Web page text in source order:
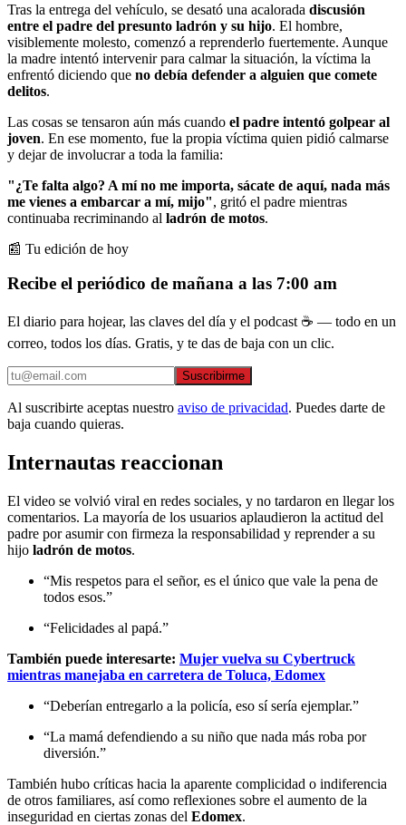
Tras la entrega del vehículo, se desató una acalorada discusión
entre el padre del presunto ladrón y su hijo. El hombre,
visiblemente molesto, comenzó a reprenderlo fuertemente. Aunque
la madre intentó intervenir para calmar la situación, la víctima la
enfrentó diciendo que no debía defender a alguien que comete
delitos.
Las cosas se tensaron aún más cuando el padre intentó golpear al
joven. En ese momento, fue la propia víctima quien pidió calmarse
y dejar de involucrar a toda la familia:
"¿Te falta algo? A mí no me importa, sácate de aquí, nada más
me vienes a embarcar a mí, mijo", gritó el padre mientras
continuaba recriminando al ladrón de motos.
📰 Tu edición de hoy
Recibe el periódico de mañana a las 7:00 am
El diario para hojear, las claves del día y el podcast ☕ — todo en un
correo, todos los días. Gratis, y te das de baja con un clic.
Suscribirme
Al suscribirte aceptas nuestro aviso de privacidad. Puedes darte de
baja cuando quieras.
Internautas reaccionan
El video se volvió viral en redes sociales, y no tardaron en llegar los
comentarios. La mayoría de los usuarios aplaudieron la actitud del
padre por asumir con firmeza la responsabilidad y reprender a su
hijo ladrón de motos.
“Mis respetos para el señor, es el único que vale la pena de
todos esos.”
“Felicidades al papá.”
También puede interesarte: Mujer vuelva su Cybertruck
mientras manejaba en carretera de Toluca, Edomex
“Deberían entregarlo a la policía, eso sí sería ejemplar.”
“La mamá defendiendo a su niño que nada más roba por
diversión.”
También hubo críticas hacia la aparente complicidad o indiferencia
de otros familiares, así como reflexiones sobre el aumento de la
inseguridad en ciertas zonas del Edomex.